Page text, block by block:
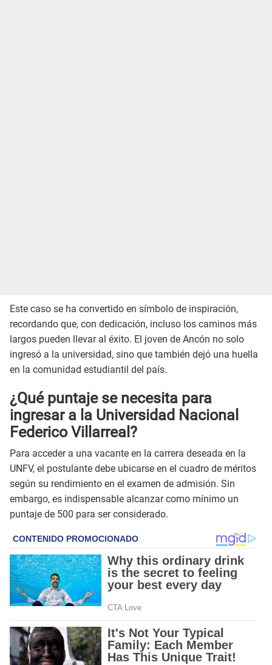
Este caso se ha convertido en símbolo de inspiración,
recordando que, con dedicación, incluso los caminos más
largos pueden llevar al éxito. El joven de Ancón no solo
ingresó a la universidad, sino que también dejó una huella
en la comunidad estudiantil del país.
¿Qué puntaje se necesita para
ingresar a la Universidad Nacional
Federico Villarreal?
Para acceder a una vacante en la carrera deseada en la
UNFV, el postulante debe ubicarse en el cuadro de méritos
según su rendimiento en el examen de admisión. Sin
embargo, es indispensable alcanzar como mínimo un
puntaje de 500 para ser considerado.